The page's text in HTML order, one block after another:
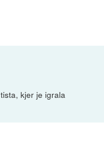
kjer je igrala